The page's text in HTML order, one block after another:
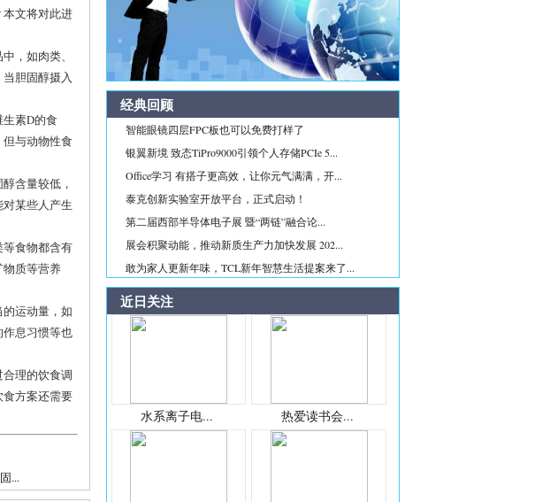
文将对此进
，如肉类、
胆固醇摄入
素D的食
与动物性食
含量较低，
某些人产生
食物都含有
质等营养
运动量，如
息习惯等也
理的饮食调
方案还需要
...
经典回顾
智能眼镜四层FPC板也可以免费打样了
银翼新境 致态TiPro9000引领个人存储PCIe 5...
Office学习 有搭子更高效，让你元气满满，开...
泰克创新实验室开放平台，正式启动！
第二届西部半导体电子展 暨“两链”融合论...
展会积聚动能，推动新质生产力加快发展 202...
敢为家人更新年味，TCL新年智慧生活提案来了...
近日关注
水系离子电... 热爱读书会...